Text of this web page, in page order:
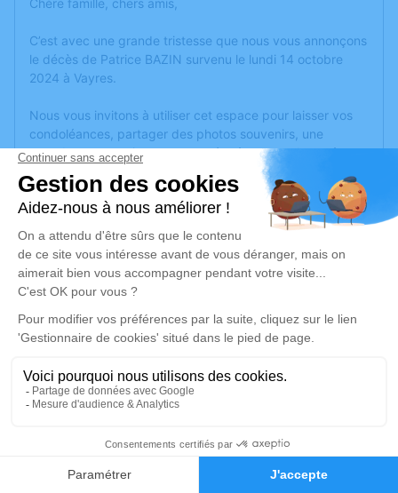
Faire-part Hommages
Chère famille, chers amis,
C’est avec une grande tristesse que nous vous annonçons
le décès de Patrice BAZIN survenu le lundi 14 octobre
2024 à Vayres.
Nous vous invitons à utiliser cet espace pour laisser vos
condoléances, partager des photos souvenirs, une
anecdote ou exprimer vos pensées à travers des poèmes
ou des textes. Cet endroit est un lieu d'expression dédié à
honorer la mémoire de Patrice BAZIN.
Un service de plantation d’arbre hommage estdisponible
mercredi 23 octobre 2024 à 10h30
Église de Saint-Savin
33920 Saint-Savin
Je rends hommage